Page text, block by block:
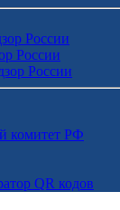
России
России
России
комитет РФ
QR кодов